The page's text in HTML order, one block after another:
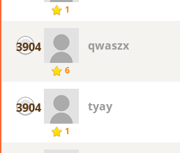
1
3904
6
qwaszx
3904
1
tyay